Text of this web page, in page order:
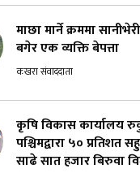
माछा मार्ने क्रममा
बगेर एक व्यक्ति बेपत्ता
कखरा संवाददाता
कृषि विकास कार्यालय
पश्चिमद्वारा ५० प्रतिशत
साढे सात हजार बिरुवा